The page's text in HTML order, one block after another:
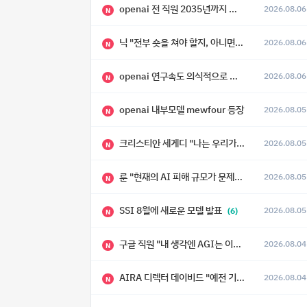
N openai 전 직원 2035년까지 텔레파시가 어떻게 생길 수 있는지 2026.08.06
N 닉 "전부 숏을 쳐야 할지, 아니면 특이점이 오니까 전부 롱을 쳐야 할지 모르겠다.” 2026.08.06
N openai 연구속도 의식적으로 늦추고 있다 2026.08.06
N openai 내부모델 mewfour 등장 2026.08.05
N 크리스티안 세게디 "나는 우리가 "Fuck!!" 단계를 피할 수 있기를 바랄 뿐" 2026.08.05
N 룬 "현재의 AI 피해 규모가 문제가 아니라, 자기복제·탈출·확산이 가능한 지능형 시스템의 피해에는 이론적으로 상한이 없다는 것이 문제" 2026.08.05
N SSI 8월에 새로운 모델 발표 (6) 2026.08.05
N 구글 직원 "내 생각엔 AGI는 이미 와 있다." 2026.08.04
N AIRA 디렉터 데이비드 "예전 기준으로 ASI, 그런 수준은 바로 다음 분기에 온다" 2026.08.04